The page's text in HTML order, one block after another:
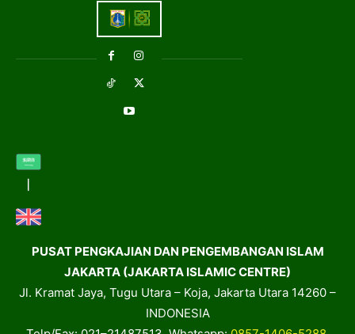
PUSAT PENGKAJIAN DAN PENGEMBANGAN ISLAM
JAKARTA (JAKARTA ISLAMIC CENTRE)
Jl. Kramat Jaya, Tugu Utara – Koja, Jakarta Utara 14260 –
INDONESIA